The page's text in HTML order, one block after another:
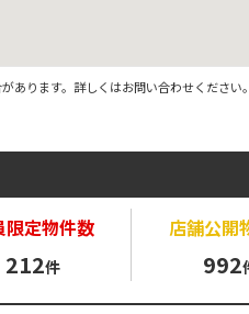
ります。詳しくはお問い合わせください。
限定物件数
212件
店舗公開
992